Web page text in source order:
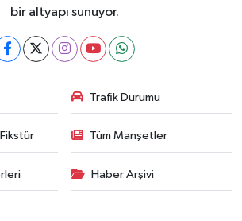
bir altyapı sunuyor.
Trafik Durumu
Tüm Manşetler
Haber Arşivi